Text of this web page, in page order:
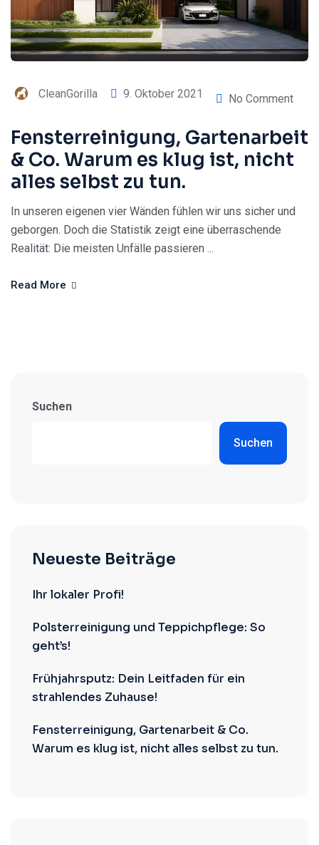
CleanGorilla 9. Oktober 2021 No Comment
Fensterreinigung, Gartenarbeit
& Co. Warum es klug ist, nicht
alles selbst zu tun.
In unseren eigenen vier Wänden fühlen wir uns sicher und
geborgen. Doch die Statistik zeigt eine überraschende
Realität: Die meisten Unfälle passieren ...
Read More
Suchen
Suchen
Neueste Beiträge
Ihr lokaler Profi!
Polsterreinigung und Teppichpflege: So
geht’s!
Frühjahrsputz: Dein Leitfaden für ein
strahlendes Zuhause!
Fensterreinigung, Gartenarbeit & Co.
Warum es klug ist, nicht alles selbst zu tun.